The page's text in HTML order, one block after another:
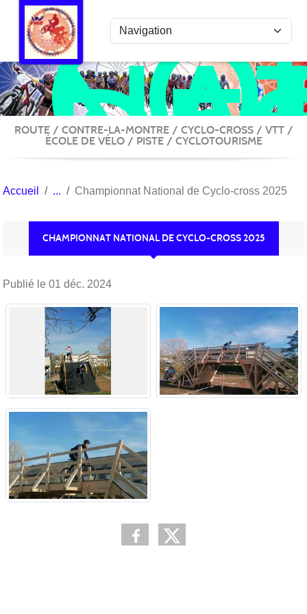
ROUTE / CONTRE-LA-MONTRE / CYCLO-CROSS / VTT /
ÉCOLE DE VÉLO / PISTE / CYCLOTOURISME
Accueil Championnat National de Cyclo-cross 2025
CHAMPIONNAT NATIONAL DE CYCLO-CROSS 2025
Publié le 01 déc. 2024
Panneau de gestion des cookies